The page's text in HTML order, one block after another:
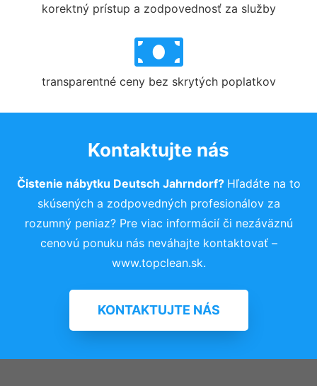
korektný prístup a zodpovednosť za služby
transparentné ceny bez skrytých poplatkov
Kontaktujte nás
Čistenie nábytku Deutsch Jahrndorf? Hľadáte na to
skúsených a zodpovedných profesionálov za
rozumný peniaz? Pre viac informácií či nezáväznú
cenovú ponuku nás neváhajte kontaktovať –
www.topclean.sk.
KONTAKTUJTE NÁS